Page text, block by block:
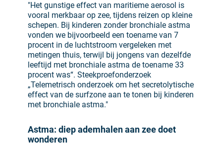
"Het gunstige effect van maritieme aerosol is
vooral merkbaar op zee, tijdens reizen op kleine
schepen. Bij kinderen zonder bronchiale astma
vonden we bijvoorbeeld een toename van 7
procent in de luchtstroom vergeleken met
metingen thuis, terwijl bij jongens van dezelfde
leeftijd met bronchiale astma de toename 33
procent was“. Steekproefonderzoek
„Telemetrisch onderzoek om het secretolytische
effect van de surfzone aan te tonen bij kinderen
met bronchiale astma."
Astma: diep ademhalen aan zee doet
wonderen